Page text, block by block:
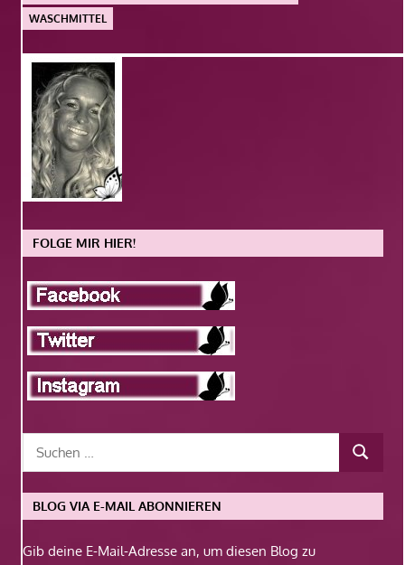
WASCHMITTEL
FOLGE MIR HIER!
BLOG VIA E-MAIL ABONNIEREN
Gib deine E-Mail-Adresse an, um diesen Blog zu